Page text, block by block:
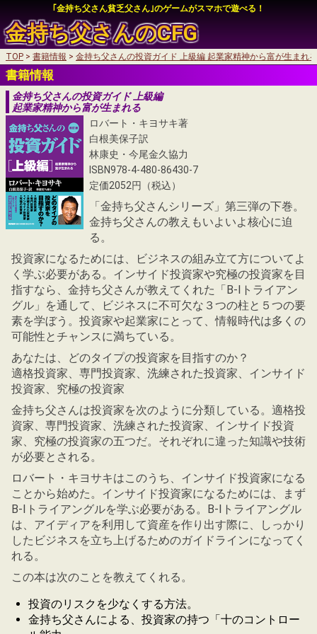
｢金持ち父さん貧乏父さん｣のゲームがスマホで遊べる！
金持ち父さんのCFG
TOP 書籍情報 金持ち父さんの投資ガイド 上級編 起業家精神から富が生まれる
書籍情報
金持ち父さんの投資ガイド 上級編
起業家精神から富が生まれる
ロバート・キヨサキ著
白根美保子訳
林康史・今尾金久協力
ISBN978-4-480-86430-7
定価2052円（税込）
「金持ち父さんシリーズ」第三弾の下巻。
金持ち父さんの教えもいよいよ核心に迫
る。
投資家になるためには、ビジネスの組み立て方についてよ
く学ぶ必要がある。インサイド投資家や究極の投資家を目
指すなら、金持ち父さんが教えてくれた「B-Iトライアン
グル」を通して、ビジネスに不可欠な３つの柱と５つの要
素を学ぼう。投資家や起業家にとって、情報時代は多くの
可能性とチャンスに満ちている。
あなたは、どのタイプの投資家を目指すのか？
適格投資家、専門投資家、洗練された投資家、インサイド
投資家、究極の投資家
金持ち父さんは投資家を次のように分類している。適格投
資家、専門投資家、洗練された投資家、インサイド投資
家、究極の投資家の五つだ。それぞれに違った知識や技術
が必要とされる。
ロバート・キヨサキはこのうち、インサイド投資家になる
ことから始めた。インサイド投資家になるためには、まず
B-Iトライアングルを学ぶ必要がある。B-Iトライアングル
は、アイディアを利用して資産を作り出す際に、しっかり
したビジネスを立ち上げるためのガイドラインになってく
れる。
この本は次のことを教えてくれる。
投資のリスクを少なくする方法。
金持ち父さんによる、投資家の持つ「十のコントロー
auかんたん決済
My SoftBankログイン